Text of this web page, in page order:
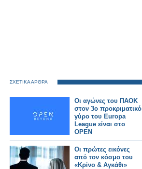
ΣΧΕΤΙΚΑ ΑΡΘΡΑ
Οι αγώνες του ΠΑΟΚ
στον 3ο προκριματικό
γύρο του Europa
League είναι στο
OPEN
Οι πρώτες εικόνες
από τον κόσμο του
«Κρίνο & Αγκάθι»